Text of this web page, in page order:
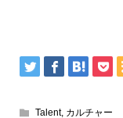
Talent, カルチャー